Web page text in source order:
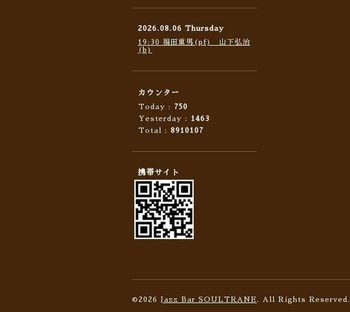
2026.08.06 Thursday
19:30 福田重男(pf) 山下弘治
(b)
カウンター
Today : 750
Yesterday : 1463
Total : 8910107
携帯サイト
©2026 Jazz Bar SOULTRANE . All Rights Reserved.